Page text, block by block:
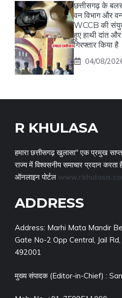
छत्तीसगढ़ के
वन विभाग और
WCCB की
हुए हाथी दांत
गिरफ्तार किया है
04/08/
R KHULASA
हमारा छत्तीसगढ़ खुलासा" एक प्रमुख
राज्य में विश्वसनीय समाचार प्रदान
ऑनलाइन पोर्टल
ADDRESS
Address: Marhi Mata Mandir
Gate No-2 Opp Central, Jail
492001
मुख्य संपादक (Editor-in-Chief) :